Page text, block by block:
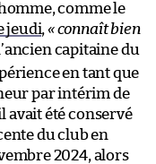
comme le
jeudi, « connaît bien
capitaine du
en tant que
par intérim de
avait été conservé
du club en
2024, alors